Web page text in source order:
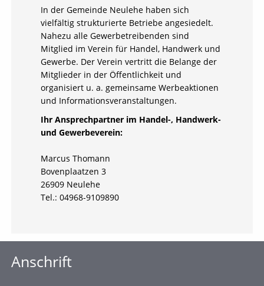
In der Gemeinde Neulehe haben sich
vielfältig strukturierte Betriebe angesiedelt.
Nahezu alle Gewerbetreibenden sind
Mitglied im Verein für Handel, Handwerk und
Gewerbe. Der Verein vertritt die Belange der
Mitglieder in der Öffentlichkeit und
organisiert u. a. gemeinsame Werbeaktionen
und Informationsveranstaltungen.
Ihr Ansprechpartner im Handel-, Handwerk-
und Gewerbeverein:
Marcus Thomann
Bovenplaatzen 3
26909 Neulehe
Tel.: 04968-9109890
Anschrift